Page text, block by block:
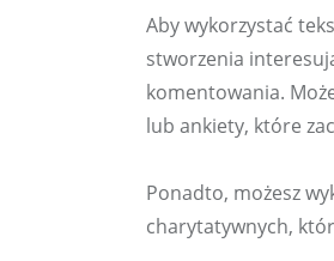
Aby wykorzystać
stworzenia
komentowania.
lub ankiety, które
Ponadto, możesz
charytatywnych,